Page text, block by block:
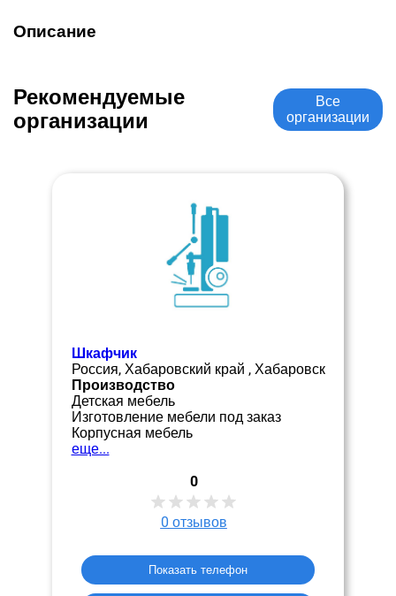
Описание
Рекомендуемые
организации
Все
организации
Шкафчик
Россия, Хабаровский край , Хабаровск
Производство
Детская мебель
Изготовление мебели под заказ
Корпусная мебель
еще...
0
0 отзывов
Показать телефон